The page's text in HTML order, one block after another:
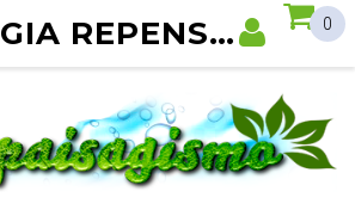
0
LUDWIGIA REPENS 'RUBIN'